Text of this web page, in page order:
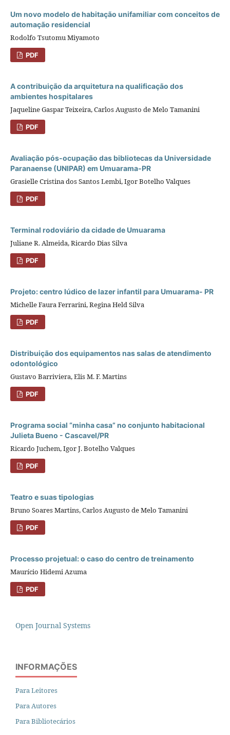
Um novo modelo de habitação unifamiliar com conceitos de
automação residencial
Rodolfo Tsutomu Miyamoto
PDF
A contribuição da arquitetura na qualificação dos
ambientes hospitalares
Jaqueline Gaspar Teixeira, Carlos Augusto de Melo Tamanini
PDF
Avaliação pós-ocupação das bibliotecas da Universidade
Paranaense (UNIPAR) em Umuarama-PR
Grasielle Cristina dos Santos Lembi, Igor Botelho Valques
PDF
Terminal rodoviário da cidade de Umuarama
Juliane R. Almeida, Ricardo Dias Silva
PDF
Projeto: centro lúdico de lazer infantil para Umuarama- PR
Michelle Faura Ferrarini, Regina Held Silva
PDF
Distribuição dos equipamentos nas salas de atendimento
odontológico
Gustavo Barriviera, Elis M. F. Martins
PDF
Programa social “minha casa” no conjunto habitacional
Julieta Bueno - Cascavel/PR
Ricardo Juchem, Igor J. Botelho Valques
PDF
Teatro e suas tipologias
Bruno Soares Martins, Carlos Augusto de Melo Tamanini
PDF
Processo projetual: o caso do centro de treinamento
Maurício Hidemi Azuma
PDF
Open Journal Systems
INFORMAÇÕES
Para Leitores
Para Autores
Para Bibliotecários